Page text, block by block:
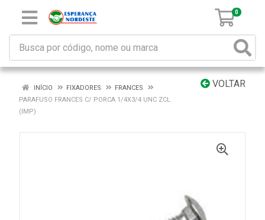
0
VOLTAR
INÍCIO FIXADORES
FRANCES
PARAFUSO FRANCES C/ PORCA 1/4X3/4 UNC ZCL
(IMP)